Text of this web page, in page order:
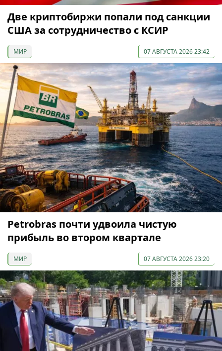
Две криптобиржи попали под санкции
США за сотрудничество с КСИР
МИР 07 АВГУСТА 2026 23:42
Petrobras почти удвоила чистую
прибыль во втором квартале
МИР 07 АВГУСТА 2026 23:20